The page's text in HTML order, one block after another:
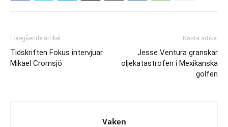
Föregående artikel
Tidskriften Fokus intervjuar
Mikael Cromsjö
Nästa artikel
Jesse Ventura granskar
oljekatastrofen i Mexikanska
golfen
Vaken